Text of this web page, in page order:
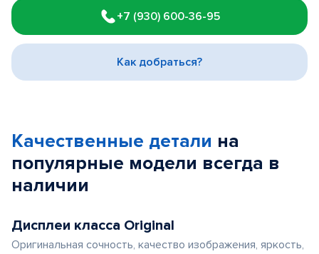
1
of
3
+7 (930) 600-36-95
Как добраться?
Качественные детали на
популярные модели всегда в
наличии
Дисплеи класса Original
Оригинальная сочность, качество изображения, яркость,